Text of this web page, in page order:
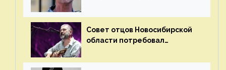
Совет отцов Новосибирской
области потребовал
«Сплин»